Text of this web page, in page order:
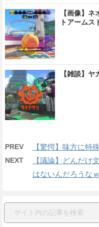
【画像】
トアームス
【雑談】
PREV 【驚愕】味方に特
NEXT
【議論】どんだけ
はないんだろうな